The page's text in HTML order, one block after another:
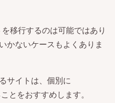
移行するのは可能ではあり
かないケースもよくありま
サイトは、個別に
とをおすすめします。